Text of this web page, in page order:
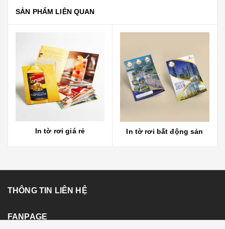
SẢN PHẨM LIÊN QUAN
In tờ rơi giá rẻ In tờ rơi bất động sản
THÔNG TIN LIÊN HỆ
FANPAGE